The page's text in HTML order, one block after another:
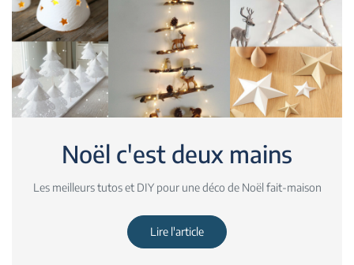
Noël c'est deux mains
Les meilleurs tutos et DIY pour une déco de Noël fait-maison
Lire l'article